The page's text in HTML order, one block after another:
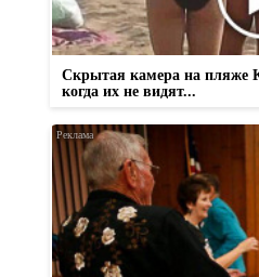
Скрытая камера на
когда их не видят...